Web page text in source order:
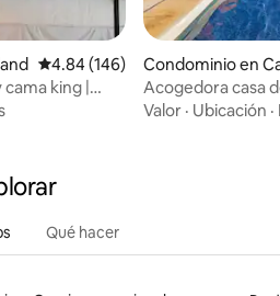
Calificación promedio: 4.84 de
4.84 (146)
cama king |
Condominio en
cas
Acogedora casa
mexicano a poca
Valor · Ubicación ·
Qué hacer